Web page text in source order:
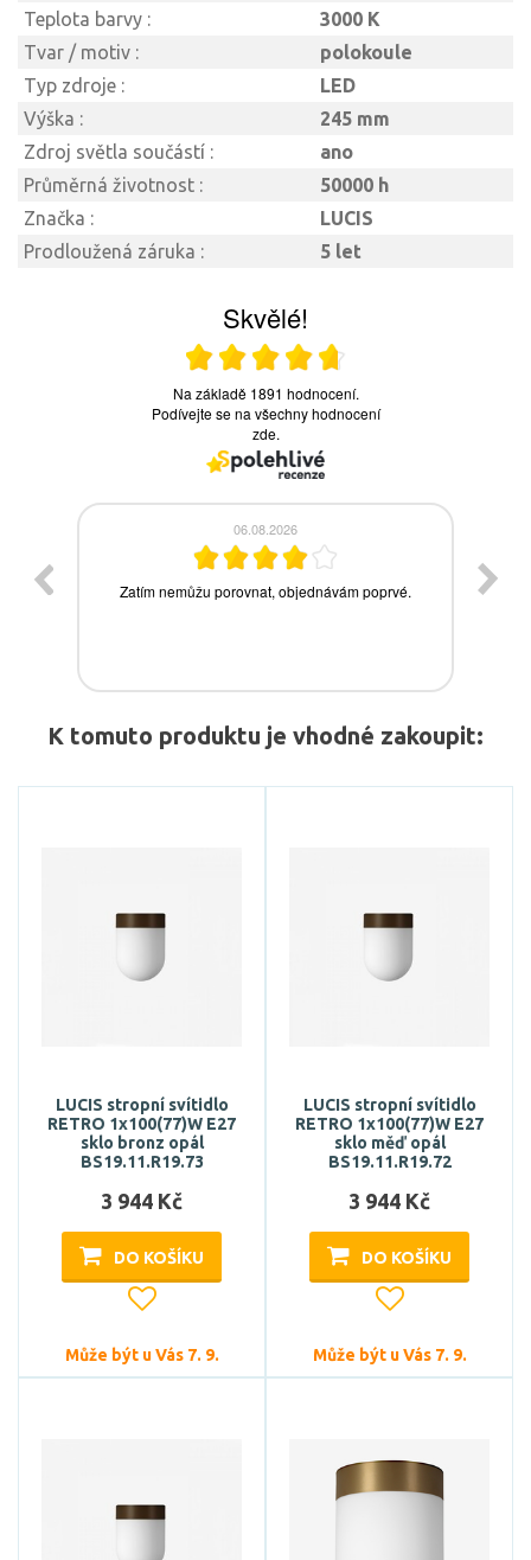
Teplota barvy :
3000 K
Tvar / motiv :
polokoule
Typ zdroje :
LED
Výška :
245 mm
Zdroj světla součástí :
ano
Průměrná životnost :
50000 h
Značka :
LUCIS
Prodloužená záruka :
5 let
K tomuto produktu je vhodné zakoupit:
LUCIS stropní svítidlo
RETRO 1x100(77)W E27
sklo bronz opál
BS19.11.R19.73
3 944 Kč
DO KOŠÍKU
Může být u Vás 7. 9.
LUCIS stropní svítidlo
RETRO 1x100(77)W E27
sklo měď opál
BS19.11.R19.72
3 944 Kč
DO KOŠÍKU
Může být u Vás 7. 9.